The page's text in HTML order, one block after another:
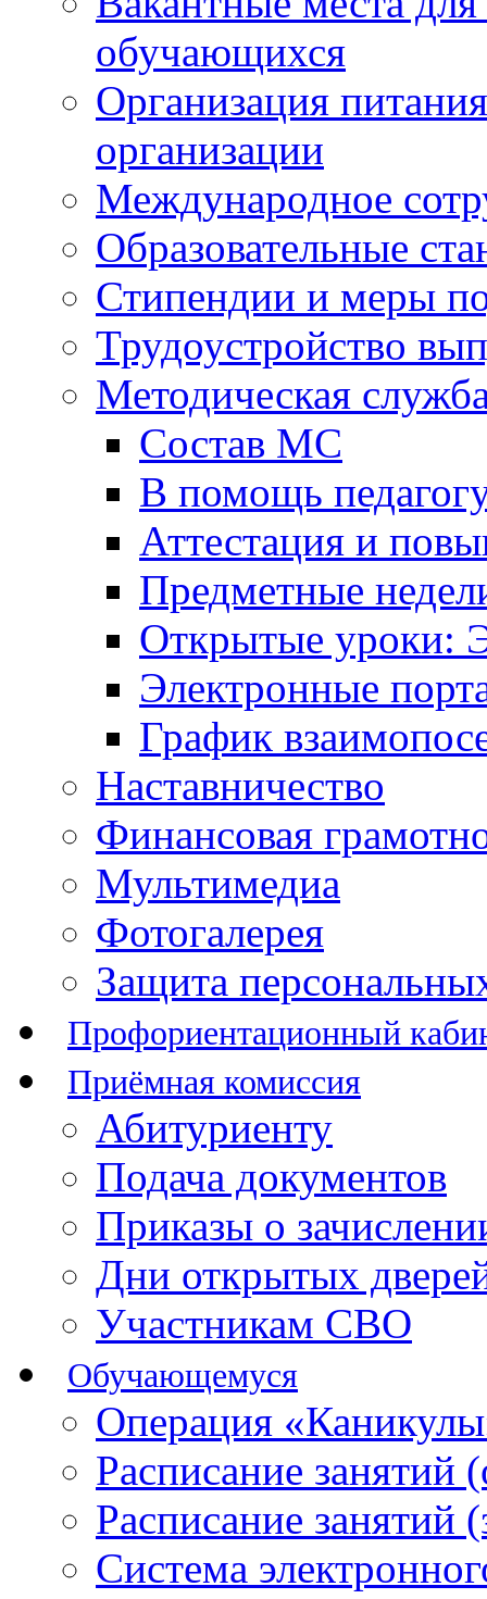
обучающихся
Организация
организации
Международное
Образовательные
Стипендии и меры
Трудоустройство
Методическая
Состав МС
В помощь
Аттестация и
Предметные
Открытые уроки:
Электронные
График
Наставничество
Финансовая
Мультимедиа
Фотогалерея
Защита
Профориентационный
Приёмная комиссия
Абитуриенту
Подача документов
Приказы о
Дни открытых
Участникам СВО
Обучающемуся
Операция
Расписание занятий
Расписание занятий
Система